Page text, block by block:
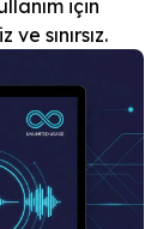
için
sınırsız.